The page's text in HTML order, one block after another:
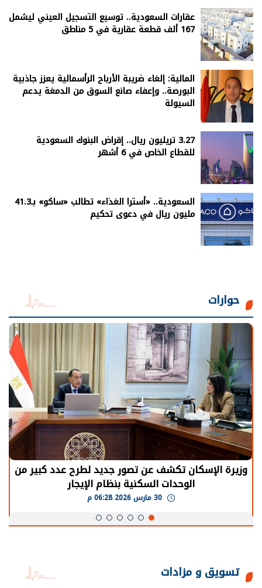
عقارات السعودية.. توسيع التسجيل العيني ليشمل
167 ألف قطعة عقارية في 5 مناطق
المالية: إلغاء ضريبة الأرباح الرأسمالية يعزز جاذبية
البورصة.. وإعفاء صانع السوق من الدمغة يدعم
السيولة
3.27 تريليون ريال.. إقراض البنوك السعودية
للقطاع الخاص في 6 أشهر
السعودية.. «أسترا الغذاء» تطالب «ساكو» بـ41.3
مليون ريال في دعوى تحكيم
حوارات
الرئيس السيسي: توقف الأنشطة في قطاع الطاقة
يحتاج إلى سنوات لعودة معدلات الإنتاج الطبيعية
تسويق و مزادات